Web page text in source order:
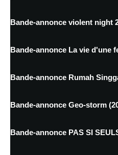
Bande-annonce violent night
Bande-annonce La vie d'une
Bande-annonce Rumah
Bande-annonce Geo-storm
Bande-annonce PAS SI